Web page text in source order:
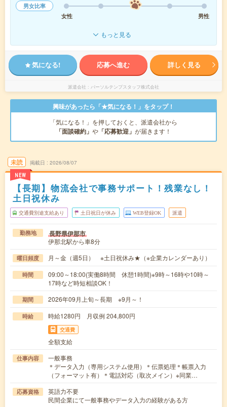
男女比率
女性
男性
もっと見る
気になる! 応募へ進む 詳しく見る
派遣会社 パーソルテンプスタッフ株式会社
興味があったら「★気になる！」をタップ！
「気になる！」を押しておくと、派遣会社から
「面談確約」 や 「応募歓迎」 が届きます！
未読
NEW
掲載日 2026/08/07
【長期】物流会社で事務サポート！残業なし！
土日祝休み
交通費別途支給あり 土日祝日が休み WEB登録OK 派遣
勤務地 長野県伊那市
伊那北駅から車8分
曜日頻度 月～金（週5日） ※土日祝休み★（※企業カレンダーあり）
時間
09:00～18:00(実働8時間 休憩1時間)※9時～16時や10時～
17時など時短相談OK！
期間 2026年09月上旬～長期 ※9月～！
時給 時給1280円 月収例 204,800円
交通費
全額支給
仕事内容
一般事務
＊データ入力（専用システム使用）＊伝票処理＊帳票入力
（フォーマット有）＊電話対応（取次メイン）※同業…
応募資格
英語力不要
民間企業にて一般事務やデータ入力の経験がある方